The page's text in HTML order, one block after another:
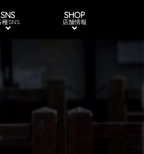
SNS
種SNS
SHOP
店舗情報